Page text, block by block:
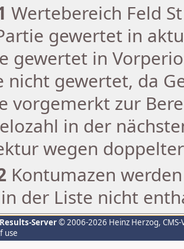
Wertebereich Feld
gewertet in
gewertet in
nicht gewertet, da
vorgemerkt zur
in der
wegen
Kontumazen
der Liste nicht
Server© 2006-2026 Heinz Herzog,
use